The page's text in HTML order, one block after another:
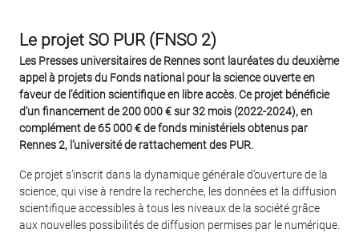
Le projet SO PUR (FNSO 2)
Les Presses universitaires de Rennes sont lauréates du deuxième
appel à projets du Fonds national pour la science ouverte en
faveur de l’édition scientifique en libre accès. Ce projet bénéficie
d’un financement de 200 000 € sur 32 mois (2022-2024), en
complément de 65 000 € de fonds ministériels obtenus par
Rennes 2, l’université de rattachement des PUR.
Ce projet s’inscrit dans la dynamique générale d’ouverture de la
science, qui vise à rendre la recherche, les données et la diffusion
scientifique accessibles à tous les niveaux de la société grâce
aux nouvelles possibilités de diffusion permises par le numérique.